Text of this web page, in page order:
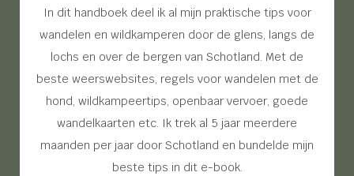
In dit handboek deel ik al mijn praktische tips voor
wandelen en wildkamperen door de glens, langs de
lochs en over de bergen van Schotland. Met de
beste weerswebsites, regels voor wandelen met de
hond, wildkampeertips, openbaar vervoer, goede
wandelkaarten etc. Ik trek al 5 jaar meerdere
maanden per jaar door Schotland en bundelde mijn
beste tips in dit e-book.